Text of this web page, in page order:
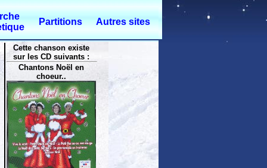
Partitions Autres sites
Cette chanson existe
sur les CD suivants :
Chantons Noël en
choeur..